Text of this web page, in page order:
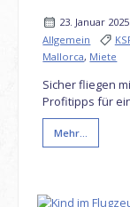
23. Januar 2025
Allgemein
Mallorca, Miete
Sicher fliegen
Profitipps für
Mehr...